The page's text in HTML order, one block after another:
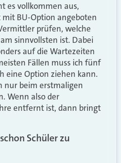
es vollkommen aus,
BU-Option angeboten
prüfen, welche
sinnvollsten ist. Dabei
auf die Wartezeiten
Fällen muss ich fünf
eine Option ziehen kann.
nur beim erstmaligen
Wenn also der
entfernt ist, dann bringt
Schüler zu